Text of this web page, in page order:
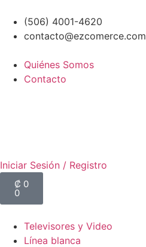
(506) 4001-4620
contacto@ezcomerce.com
Quiénes Somos
Contacto
Iniciar Sesión / Registro
₡ 0
0
Televisores y Video
Línea blanca